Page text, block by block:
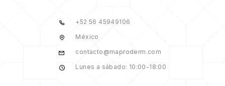
+52 56 45949106
México
contacto@maproderm.com
Lunes a sábado: 10:00-18:00